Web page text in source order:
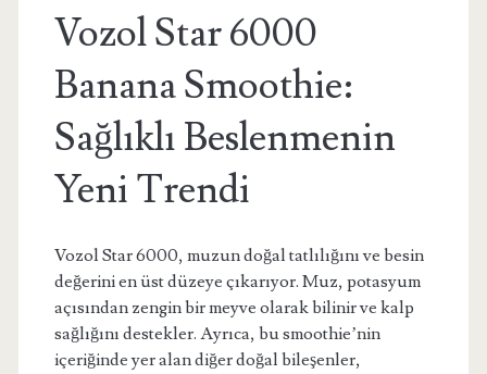
Vozol Star 6000
Banana Smoothie:
Sağlıklı Beslenmenin
Yeni Trendi
Vozol Star 6000, muzun doğal tatlılığını ve besin
değerini en üst düzeye çıkarıyor. Muz, potasyum
açısından zengin bir meyve olarak bilinir ve kalp
sağlığını destekler. Ayrıca, bu smoothie’nin
içeriğinde yer alan diğer doğal bileşenler,